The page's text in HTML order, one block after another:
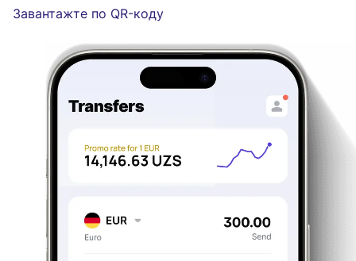
Завантажте по QR-коду